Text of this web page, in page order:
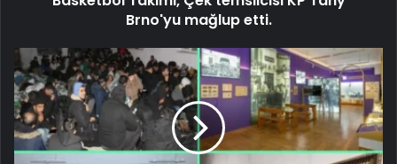
Brno'yu mağlup etti.